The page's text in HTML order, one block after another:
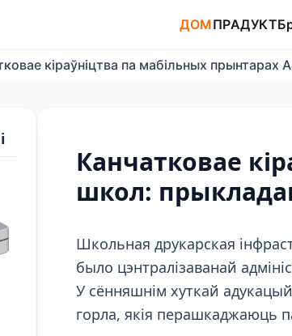
ДОМПРАДУКТ
кіраўніцтва па мабільных прынтарах
Канчатковае
школ:
Школьная друкарская
было цэнтралізаванай
У сённяшнім хуткай
горла, якія перашкаджаюць